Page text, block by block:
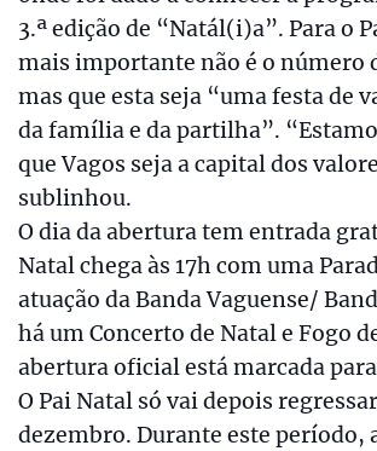
3.ª edição de “Natál(i)a”. Para o
mais importante não é o número
mas que esta seja “uma festa de
da família e da partilha”.
que Vagos seja a capital dos
sublinhou.
O dia da abertura tem entrada
Natal chega às 17h com uma
atuação da Banda Vaguense/
há um Concerto de Natal e Fogo
abertura oficial está marcada para
O Pai Natal só vai depois regressar
dezembro. Durante este período,